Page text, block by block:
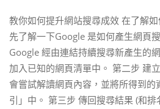
教你如何提升網站搜尋成效 在了解
先了解一下Google 是如何產生網頁
Google 經由連結持續搜尋新產生的
加入已知的網頁清單中。 第二步 建
會嘗試解讀網頁內容，並將所得到的
引」中。 第三步 傳回搜尋結果 (和